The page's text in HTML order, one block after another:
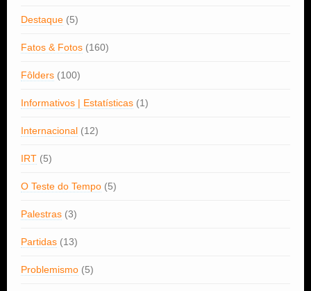
Destaque (5)
Fatos & Fotos (160)
Fôlders (100)
Informativos | Estatísticas (1)
Internacional (12)
IRT (5)
O Teste do Tempo (5)
Palestras (3)
Partidas (13)
Problemismo (5)